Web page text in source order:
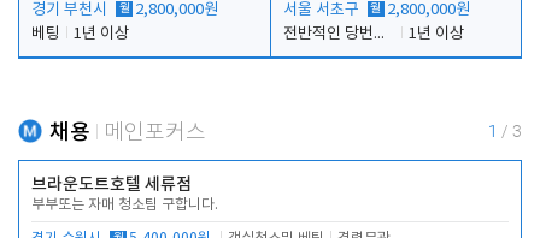
경기 부천시 월 2,800,000원
베팅
1년 이상
서울 서초구 월 2,800,000원
전반적인 당번업무
1년 이상
채용 메인포커스 1 / 3
브라운도트호텔 세류점
부부또는 자매 청소팀 구합니다.